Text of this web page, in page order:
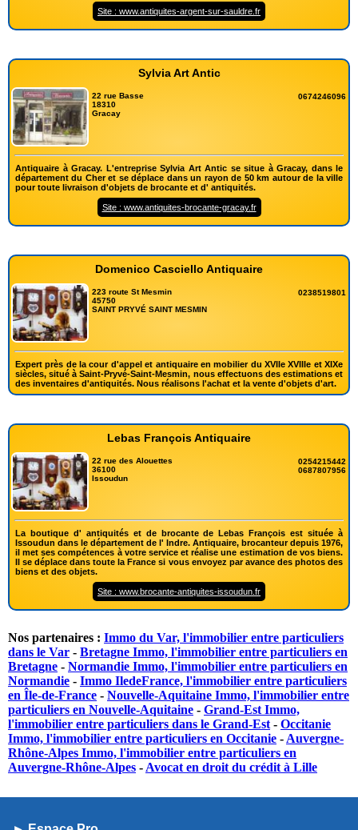
Site : www.antiquites-argent-sur-sauldre.fr
Sylvia Art Antic
22 rue Basse
18310
Gracay
0674246096
Antiquaire à Gracay. L'entreprise Sylvia Art Antic se situe à Gracay, dans le
département du Cher et se déplace dans un rayon de 50 km autour de la ville
pour toute livraison d'objets de brocante et d' antiquités.
Site : www.antiquites-brocante-gracay.fr
Domenico Casciello Antiquaire
223 route St Mesmin
45750
SAINT PRYVÉ SAINT MESMIN
0238519801
Expert près de la cour d'appel et antiquaire en mobilier du XVIIe XVIIIe et XIXe
siècles, situé à Saint-Pryvé-Saint-Mesmin, nous effectuons des estimations et
des inventaires d'antiquités. Nous réalisons l'achat et la vente d'objets d'art.
Lebas François Antiquaire
22 rue des Alouettes
36100
Issoudun
0254215442
0687807956
La boutique d' antiquités et de brocante de Lebas François est située à
Issoudun dans le département de l' Indre. Antiquaire, brocanteur depuis 1976,
il met ses compétences à votre service et réalise une estimation de vos biens.
Il se déplace dans toute la France si vous envoyez par avance des photos des
biens et des objets.
Site : www.brocante-antiquites-issoudun.fr
Nos partenaires : Immo du Var, l'immobilier entre particuliers
dans le Var - Bretagne Immo, l'immobilier entre particuliers en
Bretagne - Normandie Immo, l'immobilier entre particuliers en
Normandie - Immo IledeFrance, l'immobilier entre particuliers
en Île-de-France - Nouvelle-Aquitaine Immo, l'immobilier entre
particuliers en Nouvelle-Aquitaine - Grand-Est Immo,
l'immobilier entre particuliers dans le Grand-Est - Occitanie
Immo, l'immobilier entre particuliers en Occitanie - Auvergne-
Rhône-Alpes Immo, l'immobilier entre particuliers en
Auvergne-Rhône-Alpes - Avocat en droit du crédit à Lille